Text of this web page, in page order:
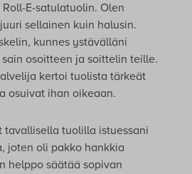
E-satulatuolin. Olen
sellainen kuin halusin.
kunnes ystävälläni
osoitteen ja soittelin teille.
kertoi tuolista tärkeät
osuivat ihan oikeaan.
tuolilla istuessani
joten oli pakko hankkia
helppo säätää sopivan